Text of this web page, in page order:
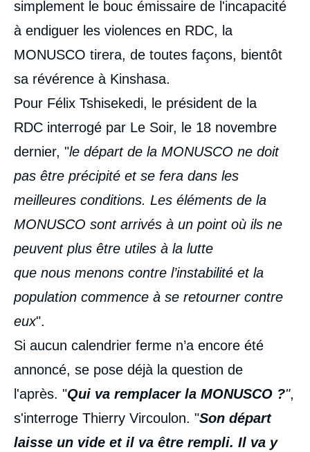
simplement le bouc émissaire de l'incapacité
à endiguer les violences en RDC, la
MONUSCO tirera, de toutes façons, bientôt
sa révérence à Kinshasa.
Pour Félix Tshisekedi, le président de la
RDC interrogé par Le Soir, le 18 novembre
dernier, "le départ de la MONUSCO ne doit
pas être précipité et se fera dans les
meilleures conditions. Les éléments de la
MONUSCO sont arrivés à un point où ils ne
peuvent plus être utiles à la lutte
que nous menons contre l’instabilité et la
population commence à se retourner contre
eux".
Si aucun calendrier ferme n’a encore été
annoncé, se pose déjà la question de
l'après. "Qui va remplacer la MONUSCO ?",
s'interroge Thierry Vircoulon. "Son départ
laisse un vide et il va être rempli. Il va y